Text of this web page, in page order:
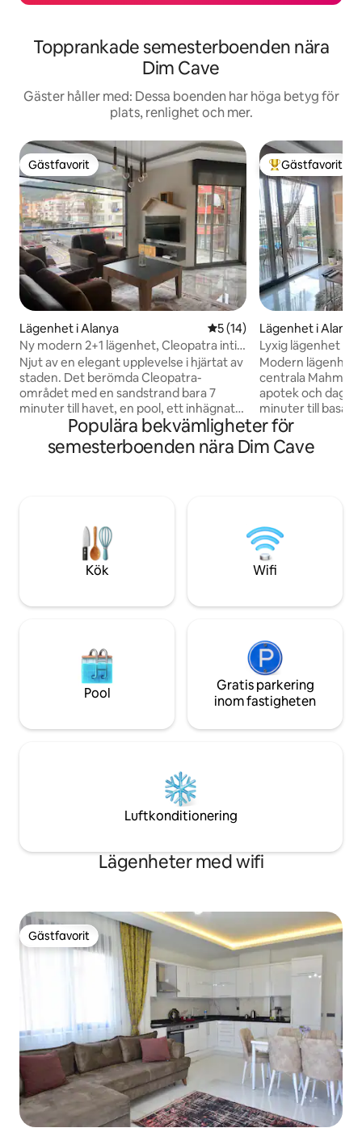
Topprankade semesterboenden nära
Dim Cave
Gäster håller med: Dessa boenden har höga betyg för
plats, renlighet och mer.
Gästfavorit
Gästfavorit
Lägenhet i Alanya 5 av 5 i genomsnittligt
5 (14)
Ny modern 2+1 lägenhet, Cleopatra intill
havet
Njut av en elegant upplevelse i hjärtat av
staden. Det berömda Cleopatra-
området med en sandstrand bara 7
minuter till havet, en pool, ett inhägnat
mysigt område, en avkopplande
semester med familj, kaféer,
restauranger, marknader, fisk- och
renovering, nya möbler, alla apparater
för bekvämt boende och distansarbete,
höghastighets fiber WiFi internet och
Populär
Gästfavorit
Lägenhet i Alanya
Lyxig lägenhet
havet i
Modern lägenhet
centrala
apotek och
minuter till
köpcentret och 6
till stranden.
bordtennis och
enligt lag vid
förståelse.
avkopplande
Populära bekvämligheter för
semesterboenden nära Dim Cave
Kök Wifi
Pool
Gratis parkering
inom fastigheten
Luftkonditionering
Lägenheter med wifi
Gästfavorit
Gästfavorit